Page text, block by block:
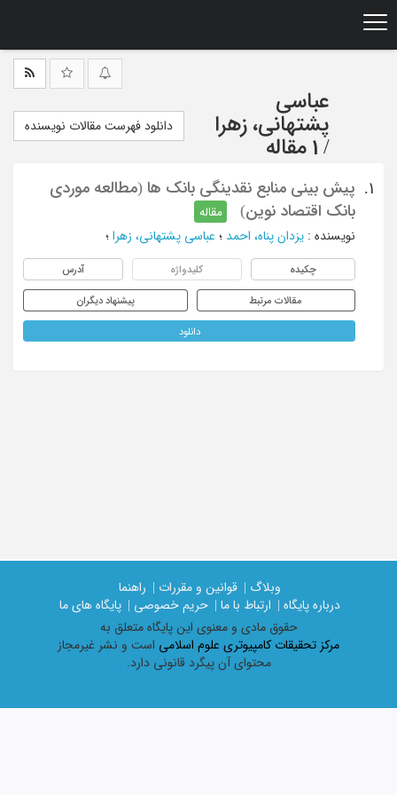
عباسی
پشتهانی، زهرا
/ 1 مقاله
دانلود فهرست مقالات نویسنده
1.
پیش بینی منابع نقدینگی بانک ها (مطالعه موردی
بانک اقتصاد نوین)
مقاله
نویسنده : یزدان پناه، احمد ؛ عباسی پشتهانی، زهرا ؛
چکیده کلیدواژه آدرس
مقالات مرتبط پیشنهاد دیگران
دانلود
وبلاگ | قوانین و مقررات |
راهنما
درباره پایگاه |
ارتباط با ما | حریم خصوصی |
پایگاه های ما
حقوق مادی و معنوی اين پايگاه متعلق به
مرکز تحقیقات کامپیوتری علوم اسلامی است و نشر غیرمجاز
محتوای آن پیگرد قانونی دارد.